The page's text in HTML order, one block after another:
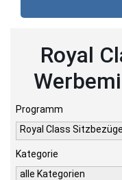
Royal
Programm
Royal Class Sitzbezüge
Kategorie
alle Kategorien